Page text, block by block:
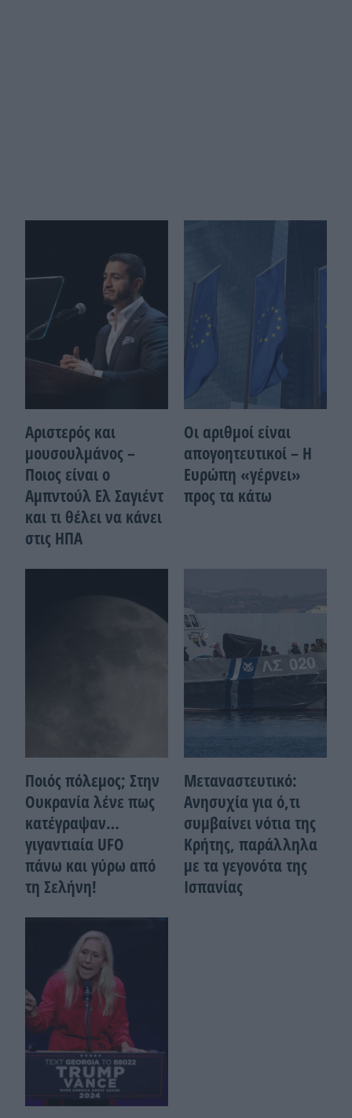
Αριστερός και
μουσουλμάνος –
Ποιoς είναι ο
Αμπντούλ Ελ Σαγιέντ
και τι θέλει να κάνει
στις ΗΠΑ
Οι αριθμοί είναι
απογοητευτικοί – Η
Ευρώπη «γέρνει»
προς τα κάτω
Ποιός πόλεμος; Στην
Ουκρανία λένε πως
κατέγραψαν…
γιγαντιαία UFO
πάνω και γύρω από
τη Σελήνη!
Μεταναστευτικό:
Ανησυχία για ό,τι
συμβαίνει νότια της
Κρήτης, παράλληλα
με τα γεγονότα της
Ισπανίας